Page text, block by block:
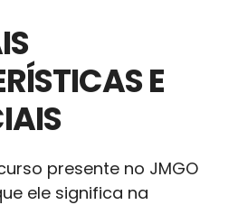
E
presente no JMGO
ele significa na